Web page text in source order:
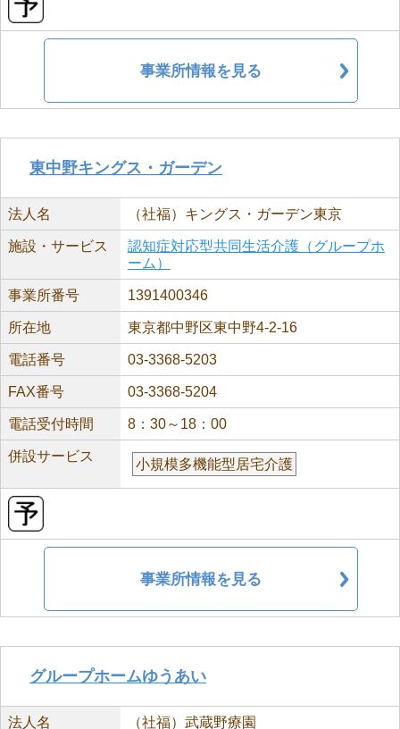
事業所情報を見る
東中野キングス・ガーデン
法人名 （社福）キングス・ガーデン東京
施設・サービス
認知症対応型共同生活介護（グループホ
ーム）
事業所番号 1391400346
所在地 東京都中野区東中野4-2-16
電話番号 03-3368-5203
FAX番号 03-3368-5204
電話受付時間 8：30～18：00
併設サービス
小規模多機能型居宅介護
事業所情報を見る
グループホームゆうあい
法人名 （社福）武蔵野療園